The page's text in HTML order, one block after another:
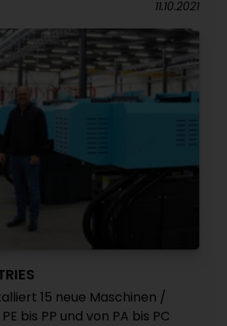
11.10.2021
15 neue Maschinen /
bis PP und von PA bis PC